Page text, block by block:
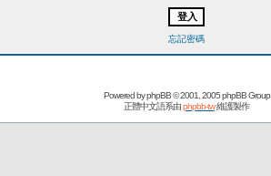
忘記密碼
Powered byphpBB© 2001, 2005 phpBB Group
正體中文語系由phpbb-tw維護製作